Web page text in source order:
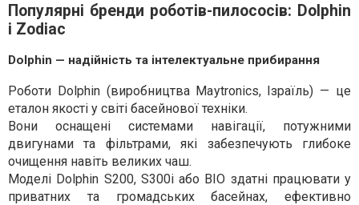
Популярні бренди роботів-пилососів: Dolphin
і Zodiac
Dolphin — надійність та інтелектуальне прибирання
Роботи Dolphin (виробництва Maytronics, Ізраїль) — це
еталон якості у світі басейнової техніки.
Вони оснащені системами навігації, потужними
двигунами та фільтрами, які забезпечують глибоке
очищення навіть великих чаш.
Моделі Dolphin S200, S300i або BIO здатні працювати у
приватних та громадських басейнах, ефективно